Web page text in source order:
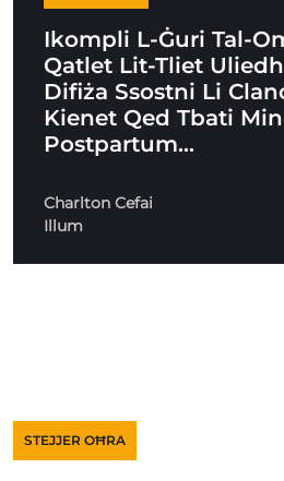
Ikompli L-Ġuri Tal-
Qatlet Lit-Tliet
Difiża Ssostni Li
Kienet Qed Tbati
Postpartum…
Charlton Cefai
Illum
STEJJER OĦRA